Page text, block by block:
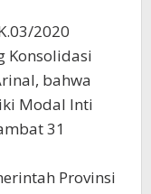
2020
Konsolidasi
bahwa
Modal Inti
31
Provinsi